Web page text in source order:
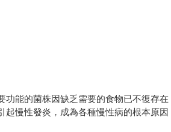
能的菌株因缺乏需要的食物已不復存
慢性發炎，成為各種慢性病的根本原